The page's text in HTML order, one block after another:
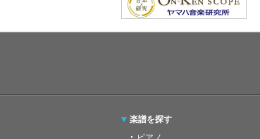
楽譜を探す